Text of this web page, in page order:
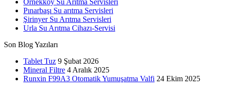
Pınarbaşı Su arıtma Servisleri
Şirinyer Su Arıtma Servisleri
Urla Su Arıtma Cihazı-Servisi
Son Blog Yazıları
Tablet Tuz 9 Şubat 2026
Mineral Filtre 4 Aralık 2025
Runxin F99A3 Otomatik Yumuşatma Valfi 24 Ekim 2025